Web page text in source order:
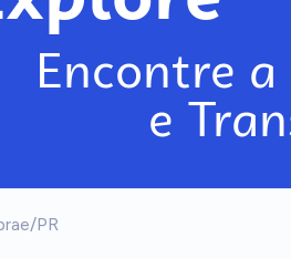
Encontre
e